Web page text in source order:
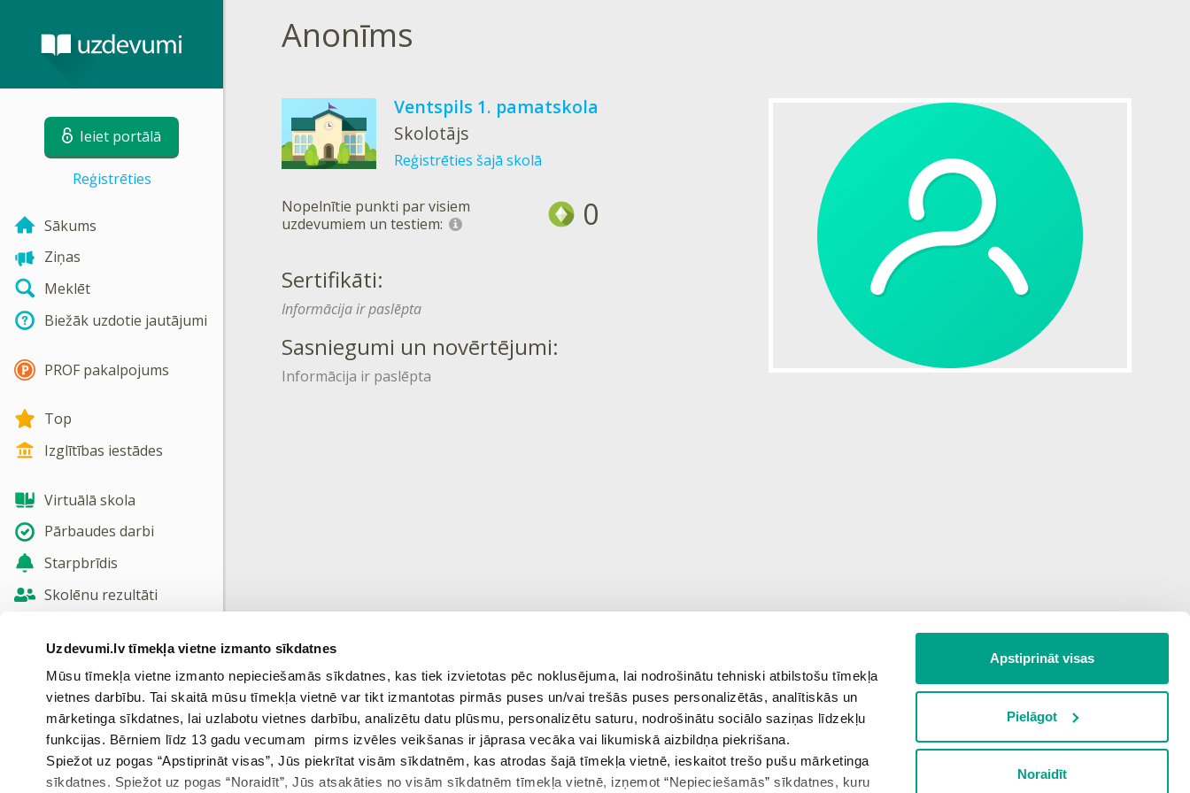
Uzdevumi.lv tīmekļa vietne izmanto sīkdatnes
Mūsu tīmekļa vietne izmanto nepieciešamās sīkdatnes, kas tiek izvietotas pēc noklusējuma, lai nodrošinātu tehniski atbilstošu tīmekļa
vietnes darbību. Tai skaitā mūsu tīmekļa vietnē var tikt izmantotas pirmās puses un/vai trešās puses personalizētās, analītiskās un
mārketinga sīkdatnes, lai uzlabotu vietnes darbību, analizētu datu plūsmu, personalizētu saturu, nodrošinātu sociālo saziņas līdzekļu
funkcijas. Bērniem līdz 13 gadu vecumam pirms izvēles veikšanas ir jāprasa vecāka vai likumiskā aizbildņa piekrišana.
Spiežot uz pogas “Apstiprināt visas”, Jūs piekrītat visām sīkdatnēm, kas atrodas šajā tīmekļa vietnē, ieskaitot trešo pušu mārketinga
sīkdatnes. Spiežot uz pogas “Noraidīt”, Jūs atsakāties no visām sīkdatnēm tīmekļa vietnē, izņemot “Nepieciešamās” sīkdatnes, kuru
Apstiprināt visas
Pielāgot
Noraidīt
Ieiet portālā
Reģistrēties
Sākums
Ziņas
Meklēt
Biežāk uzdotie jautājumi
PROF pakalpojums
Top
Izglītības iestādes
Virtuālā skola
Pārbaudes darbi
Starpbrīdis
Skolēnu rezultāti
Nosūtīt atsauksmi
Skatīt vairāk
Anonīms
Ventspils 1. pamatskola
Skolotājs
Reģistrēties šajā skolā
Nopelnītie punkti par visiem
uzdevumiem un testiem:
0
Sertifikāti:
Informācija ir paslēpta
Sasniegumi un novērtējumi:
Informācija ir paslēpta